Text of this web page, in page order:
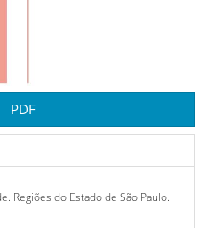
PDF
Regiões do Estado de São Paulo.